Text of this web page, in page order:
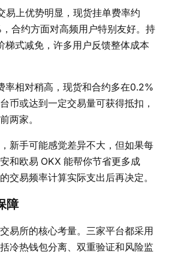
易上优势明显，现货挂单费率约
合约方面对高频用户特别友好。持
梯式减免，许多用户反馈整体成本
率相对稍高，现货和合约多在0.2%
币或达到一定交易量可获得抵扣，
两家。
新手可能感觉差异不大，但如果每
和欧易 OKX 能帮你节省更多成
交易频率计算实际支出后再决定。
障
易所的核心考量。三家平台都采用
冷热钱包分离、双重验证和风险监